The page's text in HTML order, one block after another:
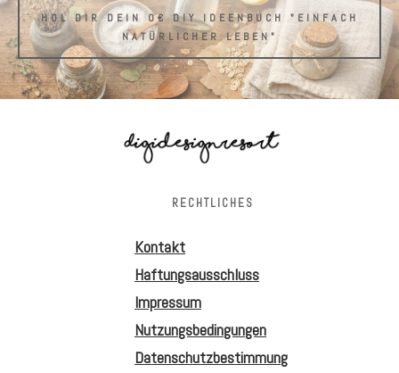
HOL DIR DEIN 0€ DIY IDEENBUCH "EINFACH
NATÜRLICHER LEBEN"
RECHTLICHES
Kontakt
Haftungsausschluss
Impressum
Nutzungsbedingungen
Datenschutzbestimmung